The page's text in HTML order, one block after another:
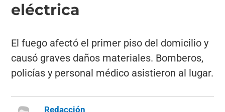
eléctrica
El fuego afectó el primer piso del domicilio y
causó graves daños materiales. Bomberos,
policías y personal médico asistieron al lugar.
Redacción